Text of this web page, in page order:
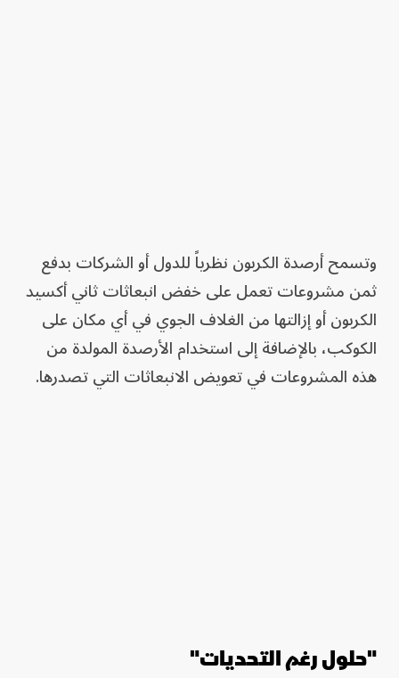
وتسمح أرصدة الكربون نظرياً للدول أو الشركات بدفع
ثمن مشروعات تعمل على خفض انبعاثات ثاني أكسيد
الكربون أو إزالتها من الغلاف الجوي في أي مكان على
الكوكب، بالإضافة إلى استخدام الأرصدة المولدة من
هذه المشروعات في تعويض الانبعاثات التي تصدرها.
"حلول رغم التحديات"